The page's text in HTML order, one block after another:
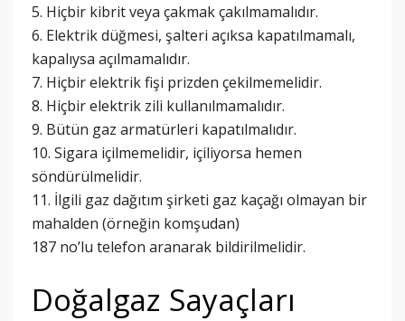
5. Hiçbir kibrit veya çakmak çakılmamalıdır.
6. Elektrik düğmesi, şalteri açıksa kapatılmamalı,
kapalıysa açılmamalıdır.
7. Hiçbir elektrik fişi prizden çekilmemelidir.
8. Hiçbir elektrik zili kullanılmamalıdır.
9. Bütün gaz armatürleri kapatılmalıdır.
10. Sigara içilmemelidir, içiliyorsa hemen
söndürülmelidir.
11. İlgili gaz dağıtım şirketi gaz kaçağı olmayan bir
mahalden (örneğin komşudan)
187 no’lu telefon aranarak bildirilmelidir.
Doğalgaz Sayaçları